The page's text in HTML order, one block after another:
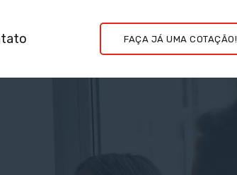
FAÇA JÁ UMA COTAÇÃO!